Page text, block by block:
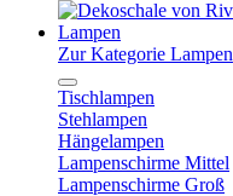
Lampen
Zur Kategorie Lampen
Tischlampen
Stehlampen
Hängelampen
Lampenschirme Mittel
Lampenschirme Groß